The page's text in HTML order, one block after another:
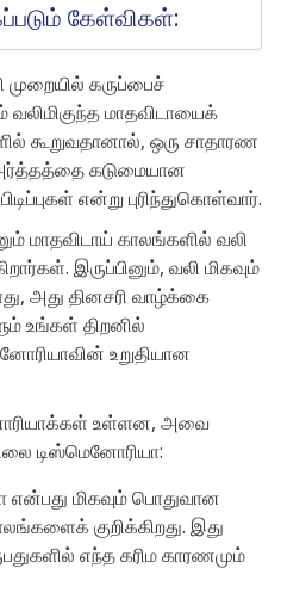
கேள்விகள்:
முறையில் கருப்பைச்
வலிமிகுந்த மாதவிடாயைக்
கூறுவதானால், ஒரு சாதாரண
கடுமையான
என்று புரிந்துகொள்வார்.
மாதவிடாய் காலங்களில் வலி
இருப்பினும், வலி ​​மிகவும்
​​​​அது தினசரி வாழ்க்கை
உங்கள் திறனில்
உறுதியான
உள்ளன, அவை
டிஸ்மெனோரியா:
மிகவும் பொதுவான
குறிக்கிறது. இது
எந்த கரிம காரணமும்